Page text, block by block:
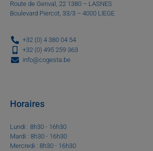
Route de Genval, 22 1380 – LASNES
Boulevard Piercot, 33/3 – 4000 LIEGE
+32 (0) 4 380 04 54
+32 (0) 495 259 363
info@cogesta.be
Horaires
Lundi : 8h30 - 16h30
Mardi : 8h30 - 16h30
Mercredi : 8h30 - 16h30